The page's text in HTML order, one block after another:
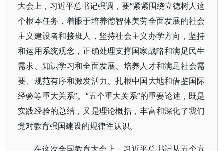
大会上，习近平总书记强调，要“紧紧围绕立德树人这
个根本任务，着眼于培养德智体美劳全面发展的社会
主义建设者和接班人，坚持社会主义办学方向，坚持
和运用系统观念，正确处理支撑国家战略和满足民生
需求、知识学习和全面发展、培养人才和满足社会需
要、规范有序和激发活力、扎根中国大地和借鉴国际
经验等重大关系”。“五个重大关系”的重要论述，既是
实践经验的总结，又是理论概括，丰富和深化了我们
党对教育强国建设的规律性认识。
在这次全国教育大会上，习近平总书记从五个方